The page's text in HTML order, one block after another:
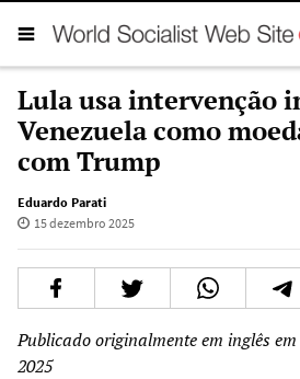
Lula usa intervenção
Venezuela como
com Trump
Eduardo Parati
15 dezembro 2025
Publicado originalmente em inglês
2025